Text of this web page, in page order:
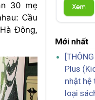
30 mẹ
Cầu
Đông,
Xem
Mới nhất
Plus
nhật hệ
loại